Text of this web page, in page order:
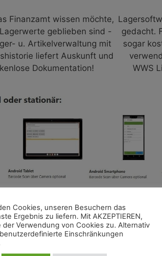
Finanzamt wissen möchte,
geblieben sind -
u. Artikelverwaltung mit
liefert Auskunft und
Dokumentation!
gedacht.
sogar
WWS
für Lager- &
Cookies, unseren Besuchern das
Ergebnis zu liefern. Mit AKZEPTIEREN,
der Verwendung von Cookies zu. Alternativ
Einschränkungen